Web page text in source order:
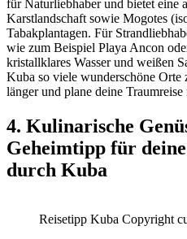
für Naturliebhaber und bietet eine
Karstlandschaft sowie Mogotes
Tabakplantagen. Für
wie zum Beispiel Playa Ancon
kristallklares Wasser und weißen
Kuba so viele wunderschöne Orte
länger und plane deine
4. Kulinarische
Geheimtipp für
durch Kuba
Reisetipp Kuba Copyright